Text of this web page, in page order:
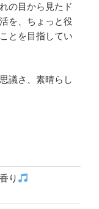
の目から見たド
を、ちょっと役
とを目指してい
議さ、素晴らし
り